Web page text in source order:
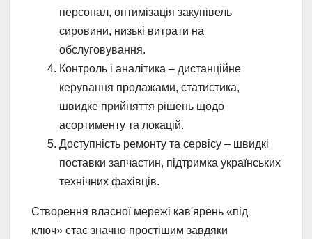
персонал, оптимізація закупівель
сировини, низькі витрати на
обслуговування.
Контроль і аналітика – дистанційне
керування продажами, статистика,
швидке прийняття рішень щодо
асортименту та локацій.
Доступність ремонту та сервісу – швидкі
поставки запчастин, підтримка українських
технічних фахівців.
Створення власної мережі кав'ярень «під
ключ» стає значно простішим завдяки